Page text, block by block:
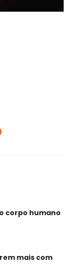
corpo humano
mais com